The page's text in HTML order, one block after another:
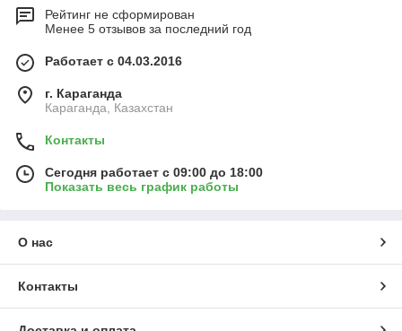
Рейтинг не сформирован
Менее 5 отзывов за последний год
Работает с 04.03.2016
г. Караганда
Караганда, Казахстан
Контакты
Сегодня работает с 09:00 до 18:00
Показать весь график работы
О нас
Контакты